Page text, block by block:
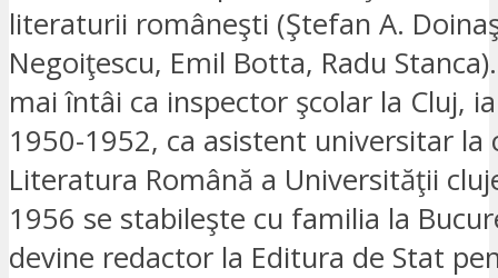
literaturii româneşti (Ştefan A.
Negoiţescu, Emil Botta, Radu
mai întâi ca inspector şcolar la Cluj,
1950-1952, ca asistent universitar la
Literatura Română a Universităţii
1956 se stabileşte cu familia la
devine redactor la Editura de Stat